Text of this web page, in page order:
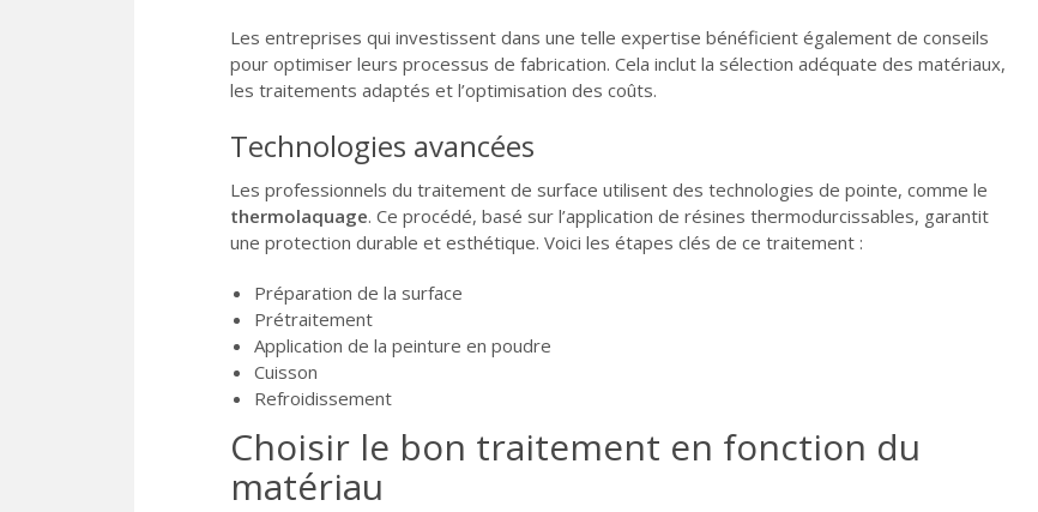
Les entreprises qui investissent dans une telle expertise bénéficient également de conseils
pour optimiser leurs processus de fabrication. Cela inclut la sélection adéquate des matériaux,
les traitements adaptés et l’optimisation des coûts.
Technologies avancées
Les professionnels du traitement de surface utilisent des technologies de pointe, comme le
thermolaquage. Ce procédé, basé sur l’application de résines thermodurcissables, garantit
une protection durable et esthétique. Voici les étapes clés de ce traitement :
Préparation de la surface
Prétraitement
Application de la peinture en poudre
Cuisson
Refroidissement
Choisir le bon traitement en fonction du
matériau